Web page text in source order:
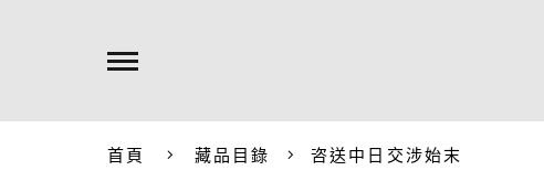
首頁 藏品目錄 咨送中日交涉始末